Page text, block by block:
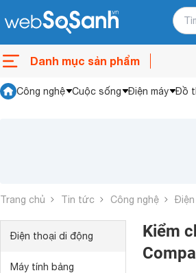
Danh mục sản phẩm
Công nghệ Cuộc sống Điện máy Đồ
Trang chủ Tin tức Công nghệ
Điện thoại di động
Máy tính bảng
Kiểm